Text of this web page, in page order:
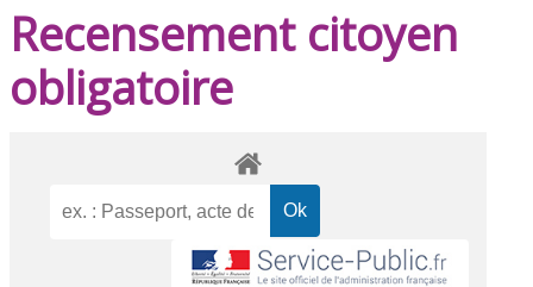
Recensement citoyen
obligatoire